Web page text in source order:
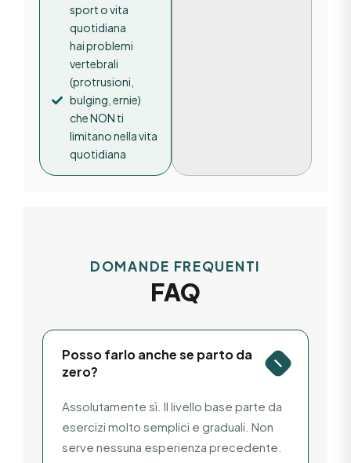
sport o vita
quotidiana
hai problemi
vertebrali
(protrusioni,
bulging, ernie)
che NON ti
limitano nella vita
quotidiana
DOMANDE FREQUENTI
FAQ
Posso farlo anche se parto da
zero?
Assolutamente sì. Il livello base parte da
esercizi molto semplici e graduali. Non
serve nessuna esperienza precedente.